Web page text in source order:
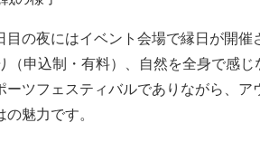
目の夜にはイベント会場で縁日が開催
（申込制・有料）、自然を全身で感
ーツフェスティバルでありながら、
魅力です。